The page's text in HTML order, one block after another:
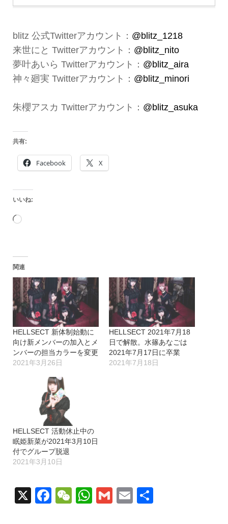
blitz 公式Twitterアカウント： @blitz_1218
来世にと Twitterアカウント： @blitz_nito
夢叶あいら Twitterアカウント： @blitz_aira
神々廻実 Twitterアカウント： @blitz_minori
朱櫻アスカ Twitterアカウント： @blitz_asuka
共有:
Facebook X
いいね:
読
込
み
中…
関連
HELLSECT 新体制始動に
向け新メンバーの加入とメ
ンバーの担当カラーを変更
2021年3月26日
HELLSECT 2021年7月18
日で解散。水篠あなごは
2021年7月17日に卒業
2021年7月18日
HELLSECT 活動休止中の
眠姫新菜が2021年3月10日
付でグループ脱退
2021年3月10日
X Facebook
WeChat
WhatsApp
GmailEmail